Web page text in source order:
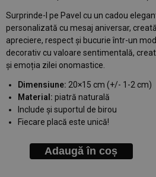
Surprinde-l pe Pavel cu un cadou
personalizată cu mesaj aniversar,
apreciere, respect și bucurie într-un
decorativ cu valoare sentimentală,
și emoția zilei onomastice.
Dimensiune: 20×15 cm (+/- 1-2 cm)
Material: piatră naturală
Include și suportul de birou
Fiecare placă este unică!
Adaugă în coș